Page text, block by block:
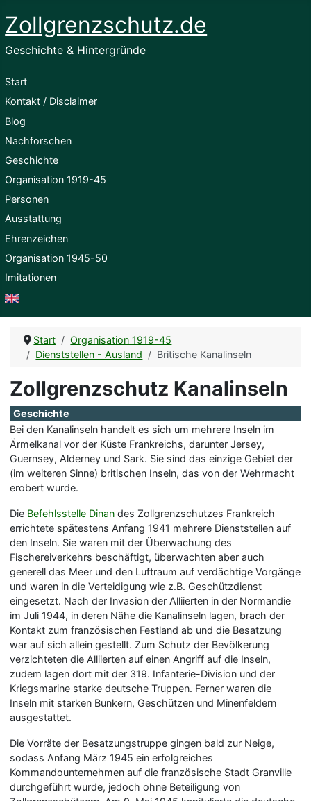
Zollgrenzschutz.de
Geschichte & Hintergründe
Start
Kontakt / Disclaimer
Blog
Nachforschen
Geschichte
Organisation 1919-45
Personen
Ausstattung
Ehrenzeichen
Organisation 1945-50
Imitationen
English
Start
Organisation 1919-45
Dienststellen - Ausland
Britische Kanalinseln
Zollgrenzschutz Kanalinseln
Geschichte
Bei den Kanalinseln handelt es sich um mehrere Inseln im
Ärmelkanal vor der Küste Frankreichs, darunter Jersey,
Guernsey, Alderney und Sark. Sie sind das einzige Gebiet der
(im weiteren Sinne) britischen Inseln, das von der Wehrmacht
erobert wurde.
Die Befehlsstelle Dinan des Zollgrenzschutzes Frankreich
errichtete spätestens Anfang 1941 mehrere Dienststellen auf
den Inseln. Sie waren mit der Überwachung des
Fischereiverkehrs beschäftigt, überwachten aber auch
generell das Meer und den Luftraum auf verdächtige Vorgänge
und waren in die Verteidigung wie z.B. Geschützdienst
eingesetzt. Nach der Invasion der Alliierten in der Normandie
im Juli 1944, in deren Nähe die Kanalinseln lagen, brach der
Kontakt zum französischen Festland ab und die Besatzung
war auf sich allein gestellt. Zum Schutz der Bevölkerung
verzichteten die Alliierten auf einen Angriff auf die Inseln,
zudem lagen dort mit der 319. Infanterie-Division und der
Kriegsmarine starke deutsche Truppen. Ferner waren die
Inseln mit starken Bunkern, Geschützen und Minenfeldern
ausgestattet.
Die Vorräte der Besatzungstruppe gingen bald zur Neige,
sodass Anfang März 1945 ein erfolgreiches
Kommandounternehmen auf die französische Stadt Granville
durchgeführt wurde, jedoch ohne Beteiligung von